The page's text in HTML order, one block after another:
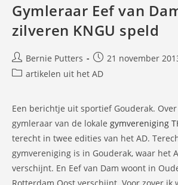
Gymleraar Eef van
zilveren KNGU speld
Bericht
auteur:
Bernie Putters
Bericht
gepubliceerd
21 november
Berichtcategorie:
artikelen uit het AD
Een berichtje uit sportief Gouderak. Over
gymleraar van de lokale gymvereniging
terecht in twee edities van het AD.
gymvereniging is in Gouderak, waar het
verschijnt. En Eef van Dam woont in